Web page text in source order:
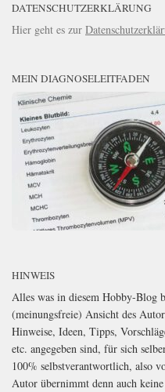
DATENSCHUTZERKLÄRUNG
Hier geht es zur
MEIN DIAGNOSELEITFADEN
HINWEIS
Alles was in diesem Hobby-Blog
(meinungsfreie) Ansicht des
Hinweise, Ideen, Tipps,
etc. angegeben sind, für sich
100% selbstverantwortlich, also
Autor übernimmt denn auch